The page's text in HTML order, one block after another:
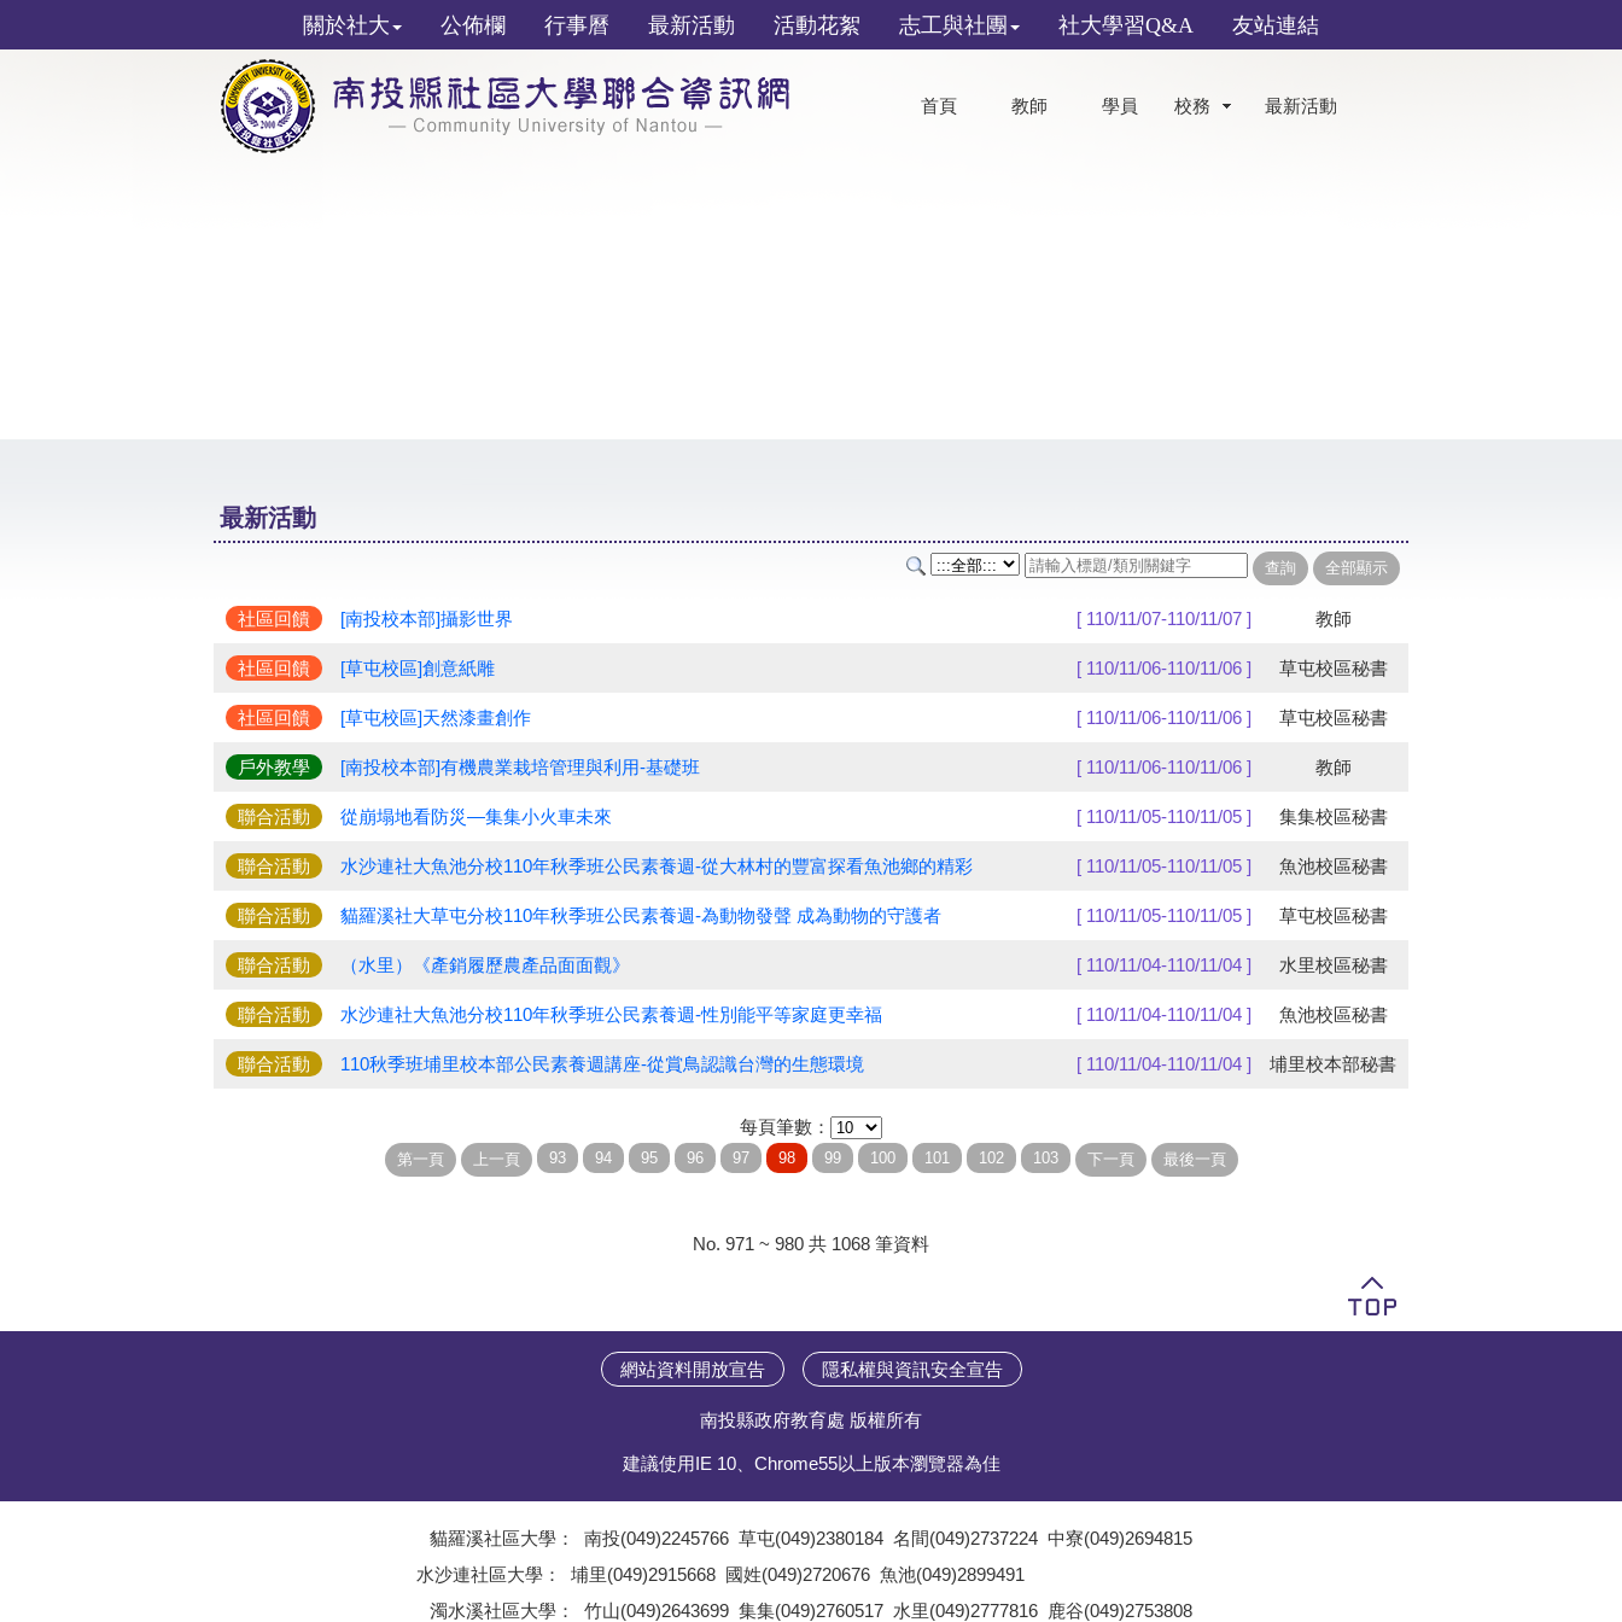
關於社大 公佈欄 行事曆 最新活動 活動花絮 志工與社團 社大學習Q&A 友站連結
首頁 教師 學員 校務 最新活動
最新活動
社區回饋 [南投校本部]攝影世界 [ 110/11/07-110/11/07 ] 教師
社區回饋 [草屯校區]創意紙雕 [ 110/11/06-110/11/06 ] 草屯校區秘書
社區回饋 [草屯校區]天然漆畫創作 [ 110/11/06-110/11/06 ] 草屯校區秘書
戶外教學 [南投校本部]有機農業栽培管理與利用-基礎班 [ 110/11/06-110/11/06 ] 教師
聯合活動 從崩塌地看防災—集集小火車未來 [ 110/11/05-110/11/05 ] 集集校區秘書
聯合活動 水沙連社大魚池分校110年秋季班公民素養週-從大林村的豐富探看魚池鄉的精彩 [ 110/11/05-110/11/05 ] 魚池校區秘書
聯合活動 貓羅溪社大草屯分校110年秋季班公民素養週-為動物發聲 成為動物的守護者 [ 110/11/05-110/11/05 ] 草屯校區秘書
聯合活動 （水里）《產銷履歷農產品面面觀》 [ 110/11/04-110/11/04 ] 水里校區秘書
聯合活動 水沙連社大魚池分校110年秋季班公民素養週-性別能平等家庭更幸福 [ 110/11/04-110/11/04 ] 魚池校區秘書
聯合活動 110秋季班埔里校本部公民素養週講座-從賞鳥認識台灣的生態環境 [ 110/11/04-110/11/04 ] 埔里校本部秘書
每頁筆數：
No. 971 ~ 980 共 1068 筆資料
網站資料開放宣告 隱私權與資訊安全宣告
南投縣政府教育處 版權所有
建議使用IE 10、Chrome55以上版本瀏覽器為佳
貓羅溪社區大學： 南投(049)2245766 草屯(049)2380184 名間(049)2737224 中寮(049)2694815
水沙連社區大學： 埔里(049)2915668 國姓(049)2720676 魚池(049)2899491
濁水溪社區大學： 竹山(049)2643699 集集(049)2760517 水里(049)2777816 鹿谷(049)2753808